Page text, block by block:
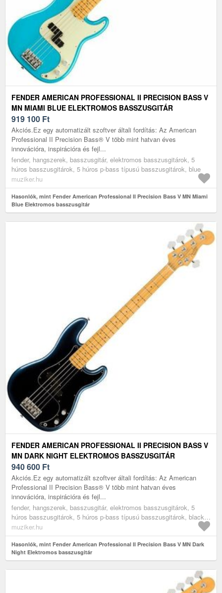
FENDER AMERICAN PROFESSIONAL II PRECISION BASS V
MN MIAMI BLUE ELEKTROMOS BASSZUSGITÁR
919 100 Ft
Akciós.Ez egy automatizált szoftver általi fordítás: Az American
Professional II Precision Bass® V több mint hatvan éves
innovációra, inspirációra és fejl...
fender, hangszerek, basszusgitár, elektromos basszusgitárok, 5
húros basszusgitárok, 5 húros p-bass típusú basszusgitárok, blue
muziker.hu
Hasonlók, mint Fender American Professional II Precision Bass V MN Miami
Blue Elektromos basszusgitár
FENDER AMERICAN PROFESSIONAL II PRECISION BASS V
MN DARK NIGHT ELEKTROMOS BASSZUSGITÁR
940 600 Ft
Akciós.Ez egy automatizált szoftver általi fordítás: Az American
Professional II Precision Bass® V több mint hatvan éves
innovációra, inspirációra és fejl...
fender, hangszerek, basszusgitár, elektromos basszusgitárok, 5
húros basszusgitárok, 5 húros p-bass típusú basszusgitárok, black
blue
muziker.hu
Hasonlók, mint Fender American Professional II Precision Bass V MN Dark
Night Elektromos basszusgitár